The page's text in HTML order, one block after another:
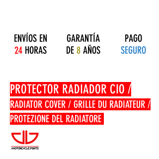
ENVÍOS EN
24 HORAS
GARANTÍA
DE 8 AÑOS
PAGO
SEGURO
PROTECTOR RADIADOR CIO /
RADIATOR COVER / GRILLE DU RADIATEUR /
PROTEZIONE DEL RADIATORE